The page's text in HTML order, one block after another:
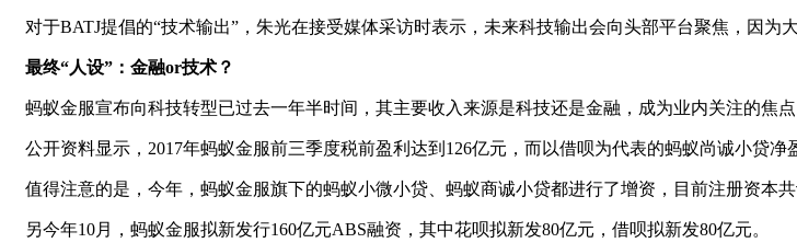
对于BATJ提倡的“技术输出”，朱光在接受媒体采访时表示，未来科技输出会向头部平台聚焦，因为
最终“人设”：金融or技术？
蚂蚁金服宣布向科技转型已过去一年半时间，其主要收入来源是科技还是金融，成为业内关注的焦点
公开资料显示，2017年蚂蚁金服前三季度税前盈利达到126亿元，而以借呗为代表的蚂蚁尚诚小贷净
值得注意的是，今年，蚂蚁金服旗下的蚂蚁小微小贷、蚂蚁商诚小贷都进行了增资，目前注册资本共
另今年10月，蚂蚁金服拟新发行160亿元ABS融资，其中花呗拟新发80亿元，借呗拟新发80亿元。